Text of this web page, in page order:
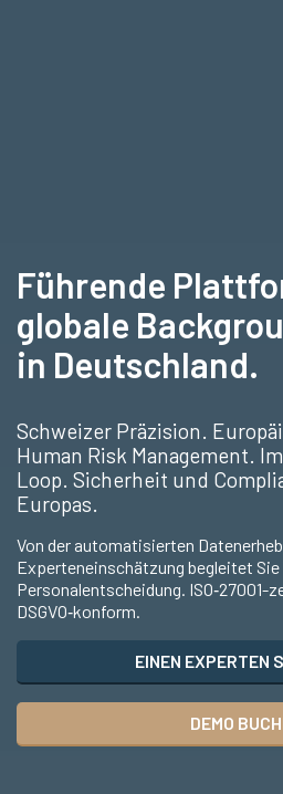
Führende
globale
in Deutschland.
Schweizer Präzision.
Human Risk Management.
Loop. Sicherheit und
Europas.
Von der automatisierten
Experteneinschätzung begleitet Sie
Personalentscheidung. ISO‑27001-
DSGVO‑konform.
EINEN EXPERTEN
DEMO